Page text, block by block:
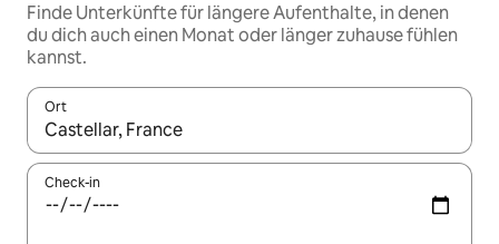
Finde Unterkünfte für längere Aufenthalte, in denen
du dich auch einen Monat oder länger zuhause fühlen
kannst.
Ort
Wenn Ergebnisse verfügbar sind, navigiere mit den
Check-in